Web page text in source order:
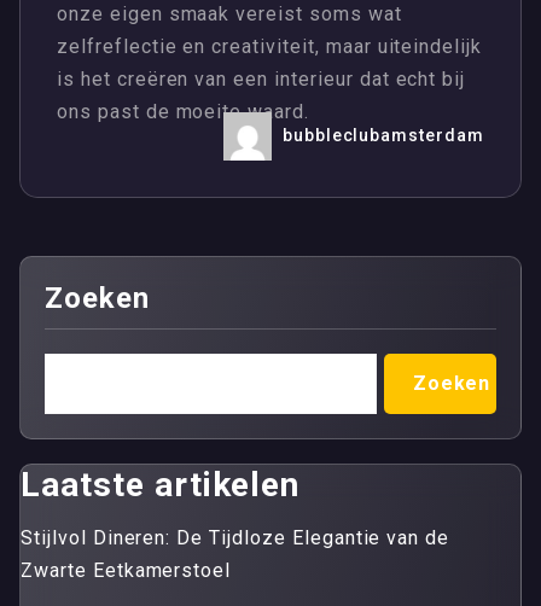
onze eigen smaak vereist soms wat
zelfreflectie en creativiteit, maar uiteindelijk
is het creëren van een interieur dat echt bij
ons past de moeite waard.
bubbleclubamsterdam
Zoeken
Zoeken
Laatste artikelen
Stijlvol Dineren: De Tijdloze Elegantie van de
Zwarte Eetkamerstoel